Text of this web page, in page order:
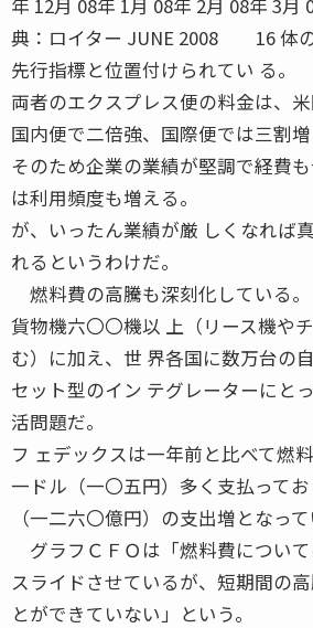
典：ロイター JUNE 2008 16 体
先行指標と位置付けられてい る。
両者のエクスプレス便の料金は、
国内便で二倍強、国際便では三割増
そのため企業の業績が堅調で経費
は利用頻度も増える。
が、いったん業績が厳 しくなれば
れるというわけだ。
燃料費の高騰も深刻化している。
貨物機六〇〇機以 上（リース機や
む）に加え、世 界各国に数万台の
セット型のイン テグレーターにと
活問題だ。
フ ェデックスは一年前と比べて燃
一ドル（一〇五円）多く支払って
（一二六〇億円）の支出増となって
グラフＣＦＯは「燃料費につい
スライドさせているが、短期間の
とができていない」という。